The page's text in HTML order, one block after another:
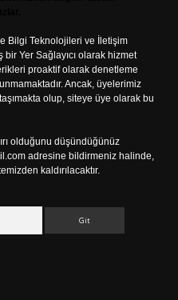
Bilgi Teknolojileri ve İletişim
bir Yer Sağlayıcı olarak hizmet
proaktif olarak denetleme
Ancak, üyelerimiz
olup, siteye üye olarak bu
olduğunu düşündüğünüz
adresine bildirmeniz halinde,
kaldırılacaktır.